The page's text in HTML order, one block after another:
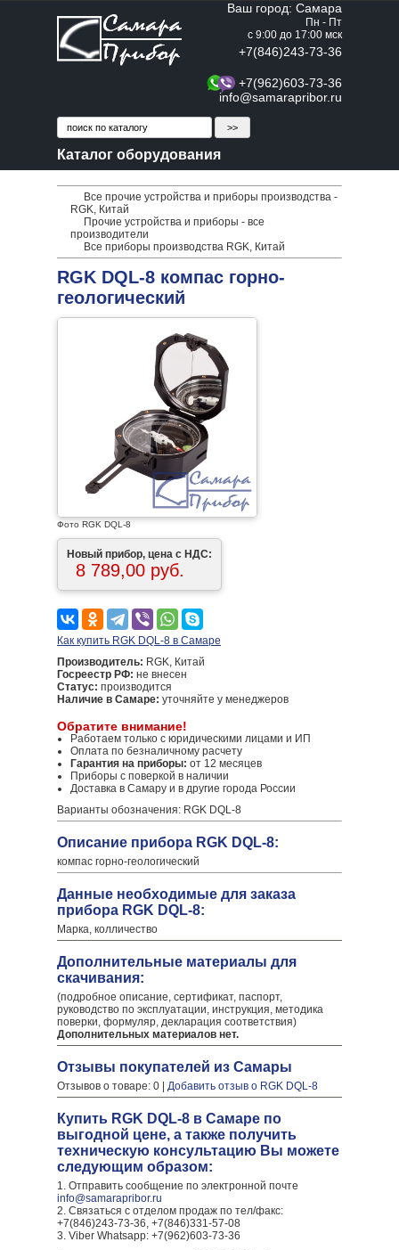
Ваш город: Самара
Пн - Пт
с 9:00 до 17:00 мск
+7(846)243-73-36
+7(962)603-73-36
info@samarapribor.ru
Каталог оборудования
Все прочие устройства и приборы производства -
RGK, Китай
Прочие устройства и приборы - все
производители
Все приборы производства RGK, Китай
RGK DQL-8 компас горно-
геологический
Фото RGK DQL-8
Новый прибор, цена с НДС:
8 789,00 руб.
Как купить RGK DQL-8 в Самаре
Производитель: RGK, Китай
Госреестр РФ: не внесен
Статус: производится
Наличие в Самаре: уточняйте у менеджеров
Обратите внимание!
Работаем только с юридическими лицами и ИП
Оплата по безналичному расчету
Гарантия на приборы: от 12 месяцев
Приборы с поверкой в наличии
Доставка в Самару и в другие города России
Варианты обозначения: RGK DQL-8
Описание прибора RGK DQL-8:
компас горно-геологический
Данные необходимые для заказа
прибора RGK DQL-8:
Марка, колличество
Дополнительные материалы для
скачивания:
(подробное описание, сертификат, паспорт,
руководство по эксплуатации, инструкция, методика
поверки, формуляр, декларация соответствия)
Дополнительных материалов нет.
Отзывы покупателей из Самары
Отзывов о товаре: 0 | Добавить отзыв о RGK DQL-8
Купить RGK DQL-8 в Самаре по
выгодной цене, а также получить
техническую консультацию Вы можете
следующим образом:
1. Отправить сообщение по электронной почте
info@samarapribor.ru
2. Связаться с отделом продаж по тел/факс:
+7(846)243-73-36, +7(846)331-57-08
3. Viber Whatsapp: +7(962)603-73-36